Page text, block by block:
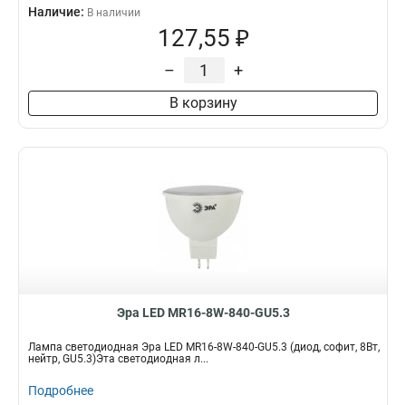
Наличие: В наличии
127,55 ₽
– +
В корзину
Эра LED MR16-8W-840-GU5.3
Лампа светодиодная Эра LED MR16-8W-840-GU5.3 (диод, софит, 8Вт,
нейтр, GU5.3)Эта светодиодная л...
Подробнее